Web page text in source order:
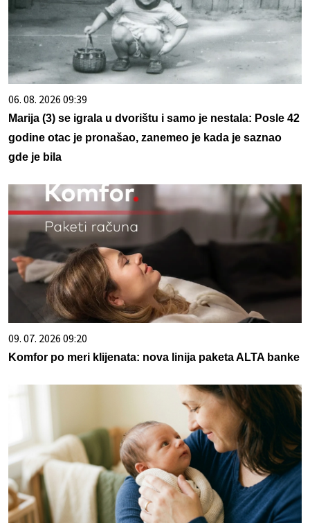
06. 08. 2026 09:39
Marija (3) se igrala u dvorištu i samo je nestala: Posle 42
godine otac je pronašao, zanemeo je kada je saznao
gde je bila
09. 07. 2026 09:20
Komfor po meri klijenata: nova linija paketa ALTA banke